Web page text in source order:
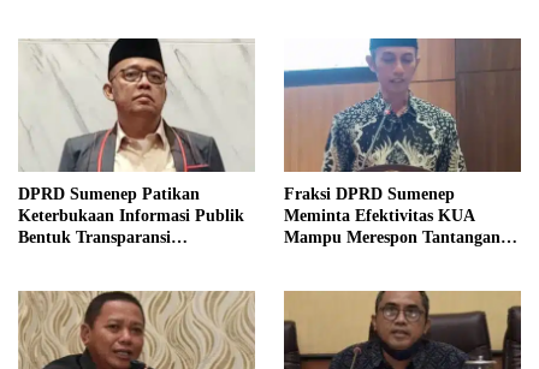
DPRD Sumenep Patikan
Keterbukaan Informasi Publik
Bentuk Transparansi
Fraksi DPRD Sumenep
Meminta Efektivitas KUA
Mampu Merespon Tantangan